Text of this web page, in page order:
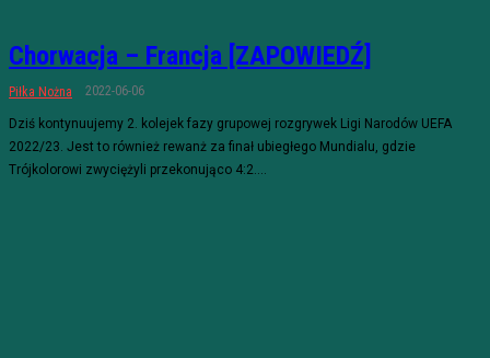
Chorwacja – Francja [ZAPOWIEDŹ]
Piłka Nożna 2022-06-06
Dziś kontynuujemy 2. kolejek fazy grupowej rozgrywek Ligi Narodów UEFA
2022/23. Jest to również rewanż za finał ubiegłego Mundialu, gdzie
Trójkolorowi zwyciężyli przekonująco 4:2....